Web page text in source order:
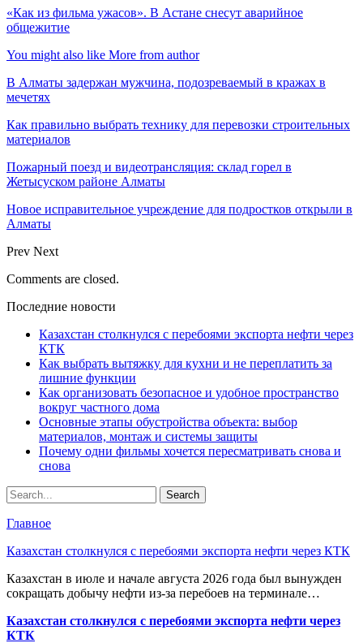
«Как из фильма ужасов». В Астане снесут аварийное
общежитие
You might also like More from author
В Алматы задержан мужчина, подозреваемый в кражах в
мечетях
Как правильно выбрать технику для перевозки строительных
материалов
Пожарный поезд и видеотрансляция: склад горел в
Жетысуском районе Алматы
Новое исправительное учреждение для подростков открыли в
Алматы
Prev Next
Comments are closed.
Последние новости
Казахстан столкнулся с перебоями экспорта нефти через
КТК
Как выбрать вытяжку для кухни и не переплатить за
лишние функции
Как организовать безопасное и удобное пространство
вокруг частного дома
Основные этапы обустройства объекта: выбор
материалов, монтаж и системы защиты
Почему одни фильмы хочется пересматривать снова и
снова
Главное
Казахстан столкнулся с перебоями экспорта нефти через КТК
Казахстан в июле и начале августа 2026 года был вынужден
сокращать добычу нефти из-за перебоев на терминале…
Казахстан столкнулся с перебоями экспорта нефти через
КТК